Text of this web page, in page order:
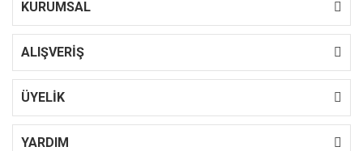
KURUMSAL
ALIŞVERİŞ
ÜYELİK
YARDIM